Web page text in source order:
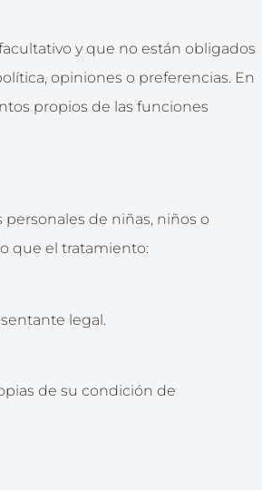
y que no están obligados
opiniones o preferencias. En
propios de las funciones
de niñas, niños o
que el tratamiento:
legal.
de su condición de